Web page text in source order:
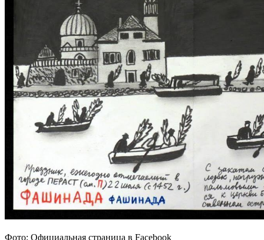
Фото: Официальная страница в Facebook